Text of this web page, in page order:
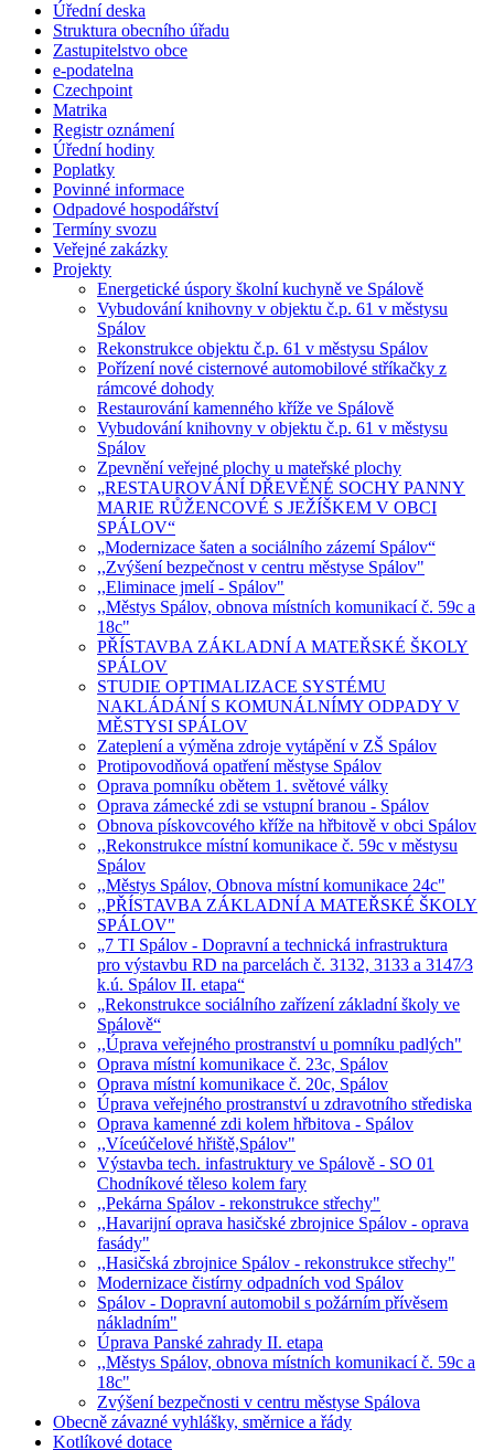
Úřední deska
Struktura obecního úřadu
Zastupitelstvo obce
e-podatelna
Czechpoint
Matrika
Registr oznámení
Úřední hodiny
Poplatky
Povinné informace
Odpadové hospodářství
Termíny svozu
Veřejné zakázky
Projekty
Energetické úspory školní kuchyně ve Spálově
Vybudování knihovny v objektu č.p. 61 v městysu
Spálov
Rekonstrukce objektu č.p. 61 v městysu Spálov
Pořízení nové cisternové automobilové stříkačky z
rámcové dohody
Restaurování kamenného kříže ve Spálově
Vybudování knihovny v objektu č.p. 61 v městysu
Spálov
Zpevnění veřejné plochy u mateřské plochy
„RESTAUROVÁNÍ DŘEVĚNÉ SOCHY PANNY
MARIE RŮŽENCOVÉ S JEŽÍŠKEM V OBCI
SPÁLOV“
„Modernizace šaten a sociálního zázemí Spálov“
,,Zvýšení bezpečnost v centru městyse Spálov"
,,Eliminace jmelí - Spálov"
,,Městys Spálov, obnova místních komunikací č. 59c a
18c"
PŘÍSTAVBA ZÁKLADNÍ A MATEŘSKÉ ŠKOLY
SPÁLOV
STUDIE OPTIMALIZACE SYSTÉMU
NAKLÁDÁNÍ S KOMUNÁLNÍMY ODPADY V
MĚSTYSI SPÁLOV
Zateplení a výměna zdroje vytápění v ZŠ Spálov
Protipovodňová opatření městyse Spálov
Oprava pomníku obětem 1. světové války
Oprava zámecké zdi se vstupní branou - Spálov
Obnova pískovcového kříže na hřbitově v obci Spálov
,,Rekonstrukce místní komunikace č. 59c v městysu
Spálov
,,Městys Spálov, Obnova místní komunikace 24c"
,,PŘÍSTAVBA ZÁKLADNÍ A MATEŘSKÉ ŠKOLY
SPÁLOV"
„7 TI Spálov - Dopravní a technická infrastruktura
pro výstavbu RD na parcelách č. 3132, 3133 a 3147⁄3
k.ú. Spálov II. etapa“
„Rekonstrukce sociálního zařízení základní školy ve
Spálově“
,,Úprava veřejného prostranství u pomníku padlých"
Oprava místní komunikace č. 23c, Spálov
Oprava místní komunikace č. 20c, Spálov
Úprava veřejného prostranství u zdravotního střediska
Oprava kamenné zdi kolem hřbitova - Spálov
,,Víceúčelové hřiště,Spálov"
Výstavba tech. infastruktury ve Spálově - SO 01
Chodníkové těleso kolem fary
,,Pekárna Spálov - rekonstrukce střechy"
,,Havarijní oprava hasičské zbrojnice Spálov - oprava
fasády"
,,Hasičská zbrojnice Spálov - rekonstrukce střechy"
Modernizace čistírny odpadních vod Spálov
Spálov - Dopravní automobil s požárním přívěsem
nákladním"
Úprava Panské zahrady II. etapa
,,Městys Spálov, obnova místních komunikací č. 59c a
18c"
Zvýšení bezpečnosti v centru městyse Spálova
Obecně závazné vyhlášky, směrnice a řády
Kotlíkové dotace